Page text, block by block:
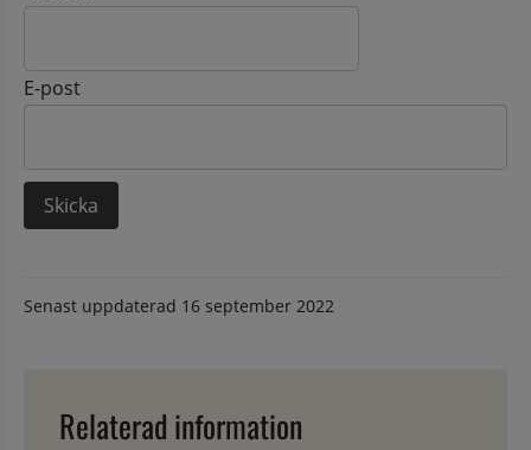
E-post
Senast uppdaterad 16 september 2022
Relaterad information